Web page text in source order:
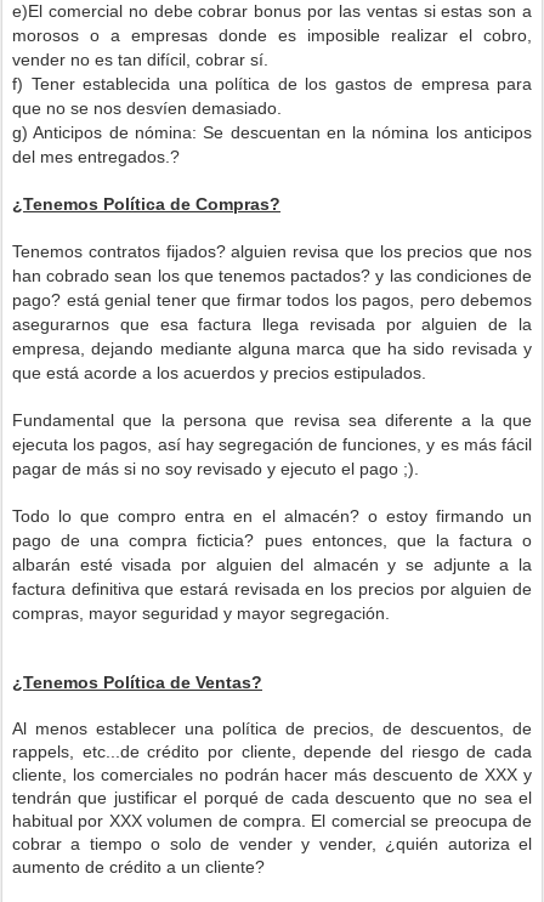
e)El comercial no debe cobrar bonus por las ventas si estas son a
morosos o a empresas donde es imposible realizar el cobro,
vender no es tan difícil, cobrar sí.
f) Tener establecida una política de los gastos de empresa para
que no se nos desvíen demasiado.
g) Anticipos de nómina: Se descuentan en la nómina los anticipos
del mes entregados.?
¿Tenemos Política de Compras?
Tenemos contratos fijados? alguien revisa que los precios que nos
han cobrado sean los que tenemos pactados? y las condiciones de
pago? está genial tener que firmar todos los pagos, pero debemos
asegurarnos que esa factura llega revisada por alguien de la
empresa, dejando mediante alguna marca que ha sido revisada y
que está acorde a los acuerdos y precios estipulados.
Fundamental que la persona que revisa sea diferente a la que
ejecuta los pagos, así hay segregación de funciones, y es más fácil
pagar de más si no soy revisado y ejecuto el pago ;).
Todo lo que compro entra en el almacén? o estoy firmando un
pago de una compra ficticia? pues entonces, que la factura o
albarán esté visada por alguien del almacén y se adjunte a la
factura definitiva que estará revisada en los precios por alguien de
compras, mayor seguridad y mayor segregación.
¿Tenemos Política de Ventas?
Al menos establecer una política de precios, de descuentos, de
rappels, etc...de crédito por cliente, depende del riesgo de cada
cliente, los comerciales no podrán hacer más descuento de XXX y
tendrán que justificar el porqué de cada descuento que no sea el
habitual por XXX volumen de compra. El comercial se preocupa de
cobrar a tiempo o solo de vender y vender, ¿quién autoriza el
aumento de crédito a un cliente?